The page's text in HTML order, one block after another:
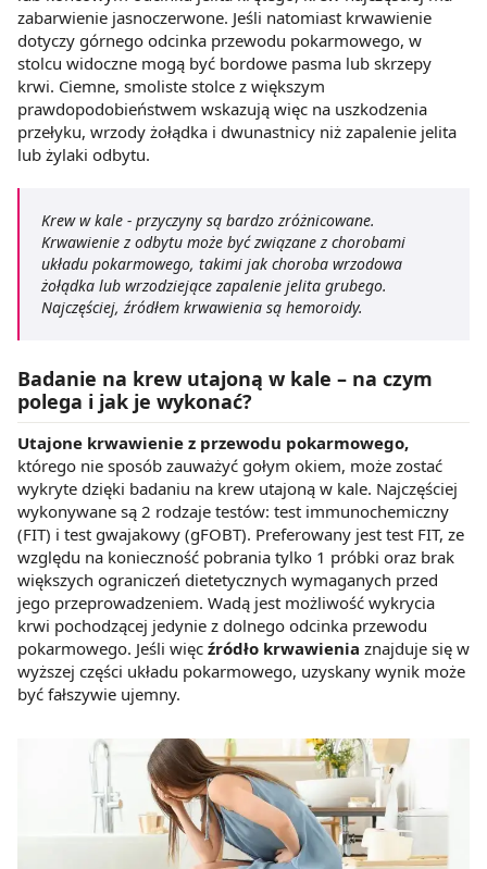
zabarwienie jasnoczerwone. Jeśli natomiast krwawienie
dotyczy górnego odcinka przewodu pokarmowego, w
stolcu widoczne mogą być bordowe pasma lub skrzepy
krwi. Ciemne, smoliste stolce z większym
prawdopodobieństwem wskazują więc na uszkodzenia
przełyku, wrzody żołądka i dwunastnicy niż zapalenie jelita
lub żylaki odbytu.
Krew w kale - przyczyny są bardzo zróżnicowane.
Krwawienie z odbytu może być związane z chorobami
układu pokarmowego, takimi jak choroba wrzodowa
żołądka lub wrzodziejące zapalenie jelita grubego.
Najczęściej, źródłem krwawienia są hemoroidy.
Badanie na krew utajoną w kale – na czym
polega i jak je wykonać?
Utajone krwawienie z przewodu pokarmowego,
którego nie sposób zauważyć gołym okiem, może zostać
wykryte dzięki badaniu na krew utajoną w kale. Najczęściej
wykonywane są 2 rodzaje testów: test immunochemiczny
(FIT) i test gwajakowy (gFOBT). Preferowany jest test FIT, ze
względu na konieczność pobrania tylko 1 próbki oraz brak
większych ograniczeń dietetycznych wymaganych przed
jego przeprowadzeniem. Wadą jest możliwość wykrycia
krwi pochodzącej jedynie z dolnego odcinka przewodu
pokarmowego. Jeśli więc źródło krwawienia znajduje się w
wyższej części układu pokarmowego, uzyskany wynik może
być fałszywie ujemny.